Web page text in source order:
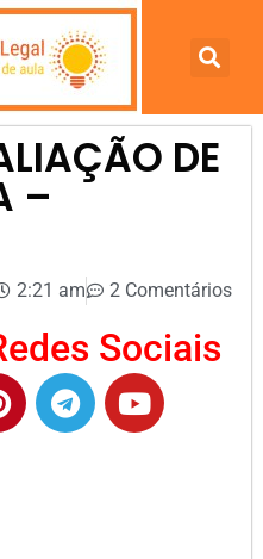
DE
–
2:21 am 2 Comentários
Sociais